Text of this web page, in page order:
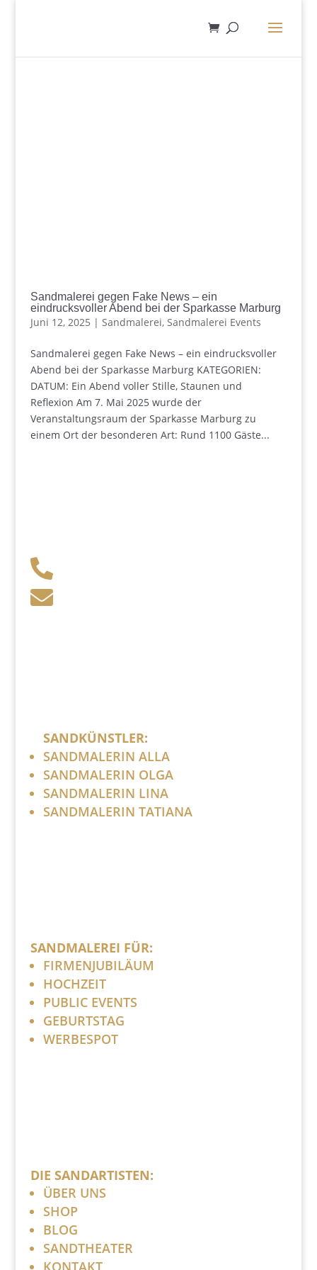
Sandmalerei gegen Fake News – ein
eindrucksvoller Abend bei der Sparkasse Marburg
Juni 12, 2025 | Sandmalerei, Sandmalerei Events
Sandmalerei gegen Fake News – ein eindrucksvoller
Abend bei der Sparkasse Marburg KATEGORIEN:
DATUM: Ein Abend voller Stille, Staunen und
Reflexion Am 7. Mai 2025 wurde der
Veranstaltungsraum der Sparkasse Marburg zu
einem Ort der besonderen Art: Rund 1100 Gäste...


SANDKÜNSTLER:
SANDMALERIN ALLA
SANDMALERIN OLGA
SANDMALERIN LINA
SANDMALERIN TATIANA
SANDMALEREI FÜR:
FIRMENJUBILÄUM
HOCHZEIT
PUBLIC EVENTS
GEBURTSTAG
WERBESPOT
DIE SANDARTISTEN:
ÜBER UNS
SHOP
BLOG
SANDTHEATER
KONTAKT